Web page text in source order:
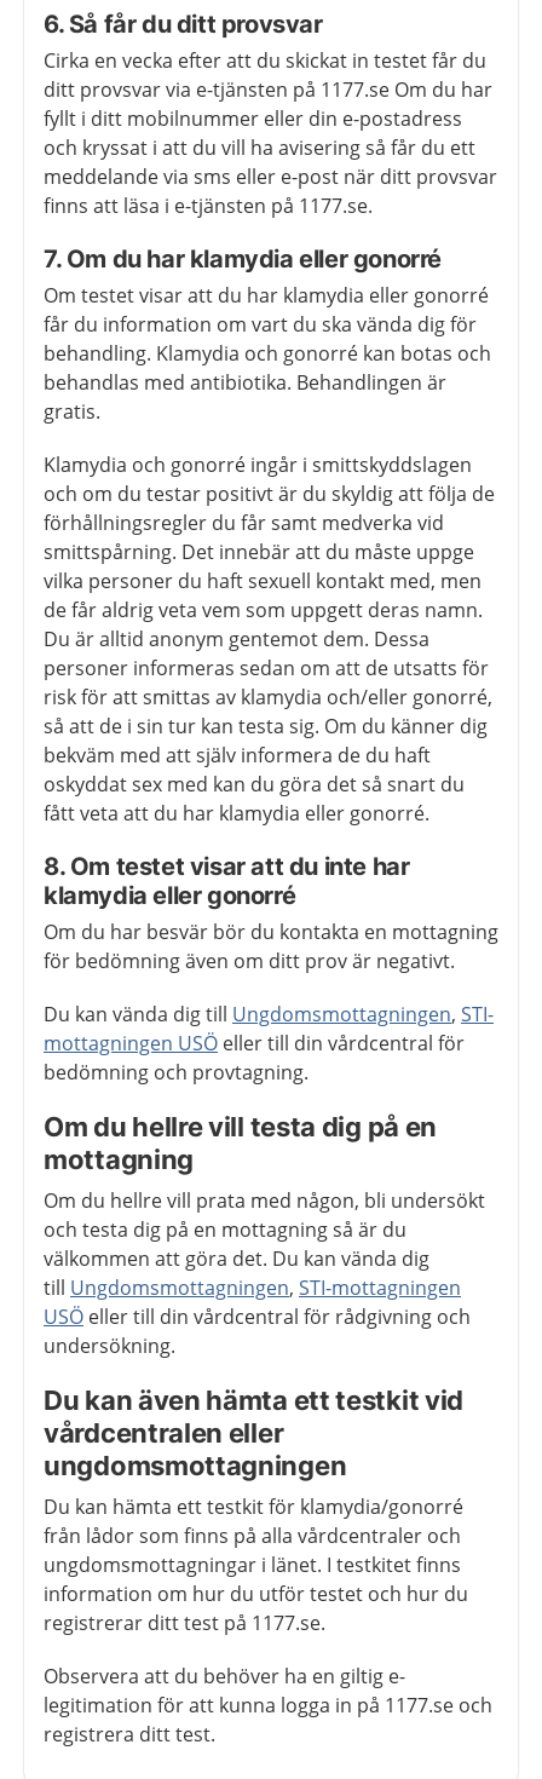
6. Så får du ditt provsvar
Cirka en vecka efter att du skickat in testet får du
ditt provsvar via e-tjänsten på 1177.se Om du har
fyllt i ditt mobilnummer eller din e-postadress
och kryssat i att du vill ha avisering så får du ett
meddelande via sms eller e-post när ditt provsvar
finns att läsa i e-tjänsten på 1177.se.
7. Om du har klamydia eller gonorré
Om testet visar att du har klamydia eller gonorré
får du information om vart du ska vända dig för
behandling. Klamydia och gonorré kan botas och
behandlas med antibiotika. Behandlingen är
gratis.
Klamydia och gonorré ingår i smittskyddslagen
och om du testar positivt är du skyldig att följa de
förhållningsregler du får samt medverka vid
smittspårning. Det innebär att du måste uppge
vilka personer du haft sexuell kontakt med, men
de får aldrig veta vem som uppgett deras namn.
Du är alltid anonym gentemot dem. Dessa
personer informeras sedan om att de utsatts för
risk för att smittas av klamydia och/eller gonorré,
så att de i sin tur kan testa sig. Om du känner dig
bekväm med att själv informera de du haft
oskyddat sex med kan du göra det så snart du
fått veta att du har klamydia eller gonorré.
8. Om testet visar att du inte har
klamydia eller gonorré
Om du har besvär bör du kontakta en mottagning
för bedömning även om ditt prov är negativt.
Du kan vända dig till Ungdomsmottagningen, STI-
mottagningen USÖ eller till din vårdcentral för
bedömning och provtagning.
Om du hellre vill testa dig på en
mottagning
Om du hellre vill prata med någon, bli undersökt
och testa dig på en mottagning så är du
välkommen att göra det. Du kan vända dig
till Ungdomsmottagningen, STI-mottagningen
USÖ eller till din vårdcentral för rådgivning och
undersökning.
Du kan även hämta ett testkit vid
vårdcentralen eller
ungdomsmottagningen
Du kan hämta ett testkit för klamydia/gonorré
från lådor som finns på alla vårdcentraler och
ungdomsmottagningar i länet. I testkitet finns
information om hur du utför testet och hur du
registrerar ditt test på 1177.se.
Observera att du behöver ha en giltig e-
legitimation för att kunna logga in på 1177.se och
registrera ditt test.